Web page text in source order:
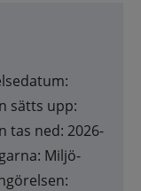
sätts upp:
tas ned: 2026-
Miljö-